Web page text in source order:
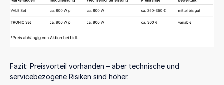
Fazit: Preisvorteil vorhanden – aber technische und
servicebezogene Risiken sind höher.